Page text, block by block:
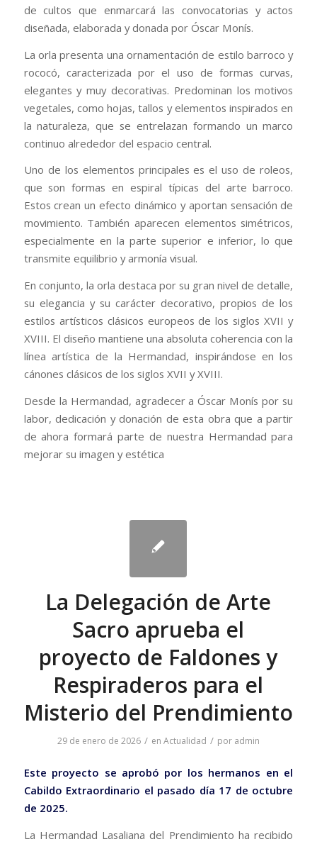
de cultos que enmarcará las convocatorias y actos
diseñada, elaborada y donada por Óscar Monís.
La orla presenta una ornamentación de estilo barroco y
rococó, caracterizada por el uso de formas curvas,
elegantes y muy decorativas. Predominan los motivos
vegetales, como hojas, tallos y elementos inspirados en
la naturaleza, que se entrelazan formando un marco
continuo alrededor del espacio central.
Uno de los elementos principales es el uso de roleos,
que son formas en espiral típicas del arte barroco.
Estos crean un efecto dinámico y aportan sensación de
movimiento. También aparecen elementos simétricos,
especialmente en la parte superior e inferior, lo que
transmite equilibrio y armonía visual.
En conjunto, la orla destaca por su gran nivel de detalle,
su elegancia y su carácter decorativo, propios de los
estilos artísticos clásicos europeos de los siglos XVII y
XVIII. El diseño mantiene una absoluta coherencia con la
línea artística de la Hermandad, inspirándose en los
cánones clásicos de los siglos XVII y XVIII.
Desde la Hermandad, agradecer a Óscar Monís por su
labor, dedicación y donación de esta obra que a partir
de ahora formará parte de nuestra Hermandad para
mejorar su imagen y estética
La Delegación de Arte
Sacro aprueba el
proyecto de Faldones y
Respiraderos para el
Misterio del Prendimiento
29 de enero de 2026 / en Actualidad / por admin
Este proyecto se aprobó por los hermanos en el
Cabildo Extraordinario el pasado día 17 de octubre
de 2025.
La Hermandad Lasaliana del Prendimiento ha recibido